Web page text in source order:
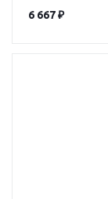
6 667₽